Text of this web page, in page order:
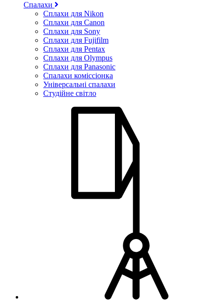
Спалахи
Сплахи для Nikon
Сплахи для Canon
Сплахи для Sony
Сплахи для Fujifilm
Сплахи для Pentax
Сплахи для Olympus
Сплахи для Panasonic
Спалахи коміссіонка
Універсальні спалахи
Студійне світло